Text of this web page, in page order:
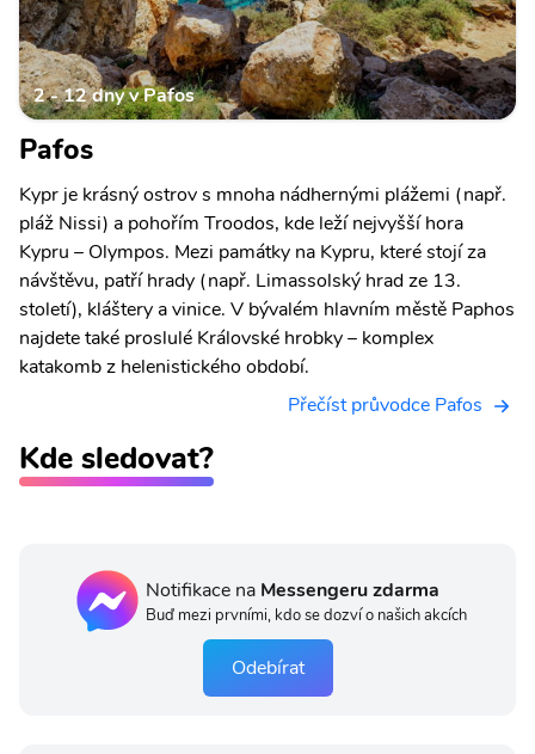
2 - 12 dny v Pafos
Pafos
Kypr je krásný ostrov s mnoha nádhernými plážemi (např.
pláž Nissi) a pohořím Troodos, kde leží nejvyšší hora
Kypru – Olympos. Mezi památky na Kypru, které stojí za
návštěvu, patří hrady (např. Limassolský hrad ze 13.
století), kláštery a vinice. V bývalém hlavním městě Paphos
najdete také proslulé Královské hrobky – komplex
katakomb z helenistického období.
Přečíst průvodce Pafos
Kde sledovat?
Notifikace na Messengeru zdarma
Buď mezi prvními, kdo se dozví o našich akcích
Odebírat